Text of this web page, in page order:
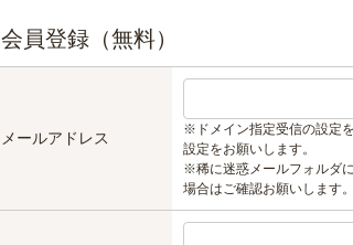
会員登録（無料）
メールアドレス ※ドメイン指定受信の設定を
設定をお願いします。
※稀に迷惑メールフォルダ
場合はご確認お願いします。